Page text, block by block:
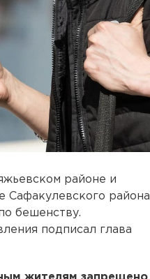
районе и
Сафакулевского района
бешенству.
подписал глава